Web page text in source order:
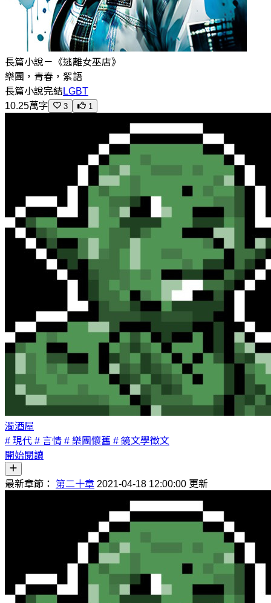
長篇小說－《逃離女巫店》
樂團，青春，絮語
長篇小說完結 LGBT
10.25萬字
3 1
濁酒屋
# 現代 # 言情 # 樂團懷舊 # 鏡文學徵文
開始閱讀
最新章節： 第二十章 2021-04-18 12:00:00 更新